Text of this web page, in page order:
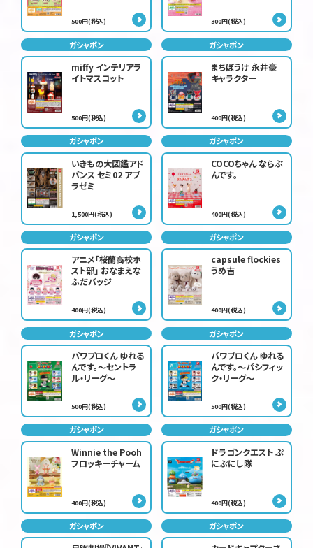
500円(税込) 300円(税込)
ガシャポン
miffy インテリアラ
イトマスコット
500円(税込)
ガシャポン
まちぼうけ 永井豪
キャラクター
400円(税込)
ガシャポン
いきもの大図鑑アド
バンス セミ02 アブ
ラゼミ
1,500円(税込)
ガシャポン
COCOちゃん ならぶ
んです。
400円(税込)
ガシャポン
アニメ「桜蘭高校ホ
スト部」 おなまえな
ふだバッジ
400円(税込)
ガシャポン
capsule flockies
うめ吉
400円(税込)
ガシャポン
パワプロくん ゆれる
んです。～セントラ
ル・リーグ～
500円(税込)
ガシャポン
パワプロくん ゆれる
んです。～パシフィッ
ク・リーグ～
500円(税込)
ガシャポン
Winnie the Pooh
フロッキーチャーム
400円(税込)
ガシャポン
ドラゴンクエスト ぷ
にぷにし隊
400円(税込)
ガシャポン ガシャポン